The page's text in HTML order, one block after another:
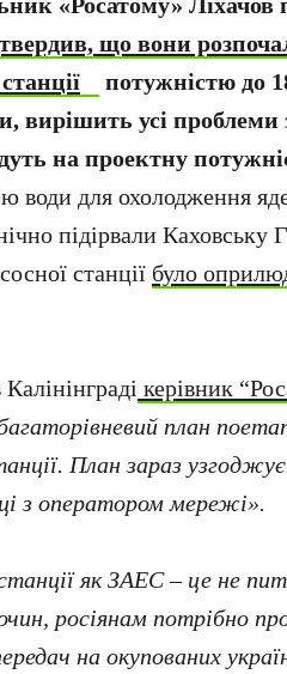
що вони
потужністю до
вирішить усі проблеми
на проектну
води для охолодження
підірвали Каховську
станції було
керівник
план
План зараз
з оператором мережі».
як ЗАЕС – це не
росіянам потрібно
на окупованих